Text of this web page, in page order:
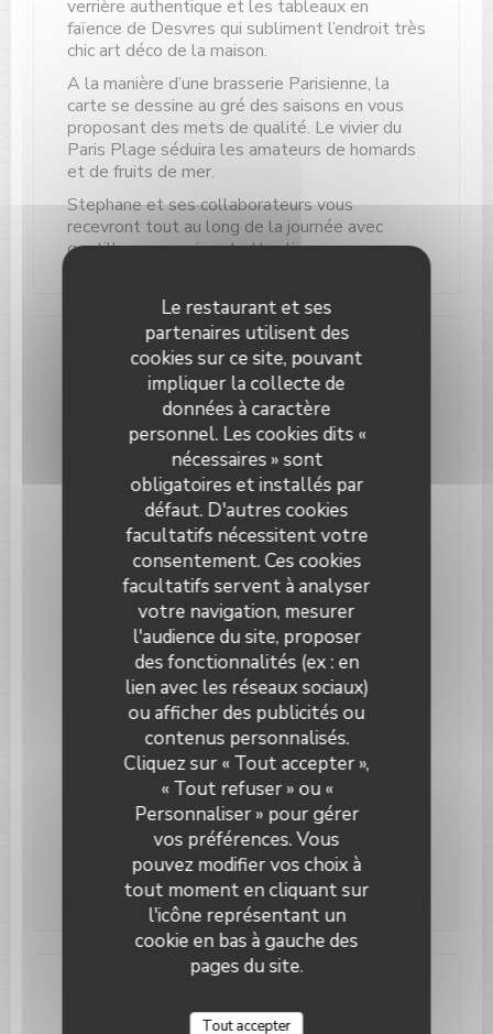
Le restaurant et ses
partenaires utilisent des
cookies sur ce site, pouvant
impliquer la collecte de
données à caractère
personnel. Les cookies dits «
nécessaires » sont
obligatoires et installés par
défaut. D'autres cookies
facultatifs nécessitent votre
consentement. Ces cookies
facultatifs servent à analyser
votre navigation, mesurer
l'audience du site, proposer
des fonctionnalités (ex : en
lien avec les réseaux sociaux)
ou afficher des publicités ou
contenus personnalisés.
Cliquez sur « Tout accepter »,
« Tout refuser » ou «
Personnaliser » pour gérer
vos préférences. Vous
pouvez modifier vos choix à
tout moment en cliquant sur
l'icône représentant un
cookie en bas à gauche des
pages du site.
Tout accepter
verrière authentique et les tableaux en
faïence de Desvres qui subliment l’endroit très
chic art déco de la maison.
A la manière d’une brasserie Parisienne, la
carte se dessine au gré des saisons en vous
proposant des mets de qualité. Le vivier du
Paris Plage séduira les amateurs de homards
et de fruits de mer.
Stephane et ses collaborateurs vous
recevront tout au long de la journée avec
gentillesse, sourire et attention.
Infos pratiques
Cuisine
Cuisine Traditionnelle, Fait maison
Type de restaurant
Restaurant Bar
Services
Terrasse couverte, Terrasse chauffée,
Climatisation, Accès aux personnes à mobilité
réduite, Terrasse, Wifi
Moyens de paiement
Paiement Sans Contact, Eurocard/Mastercard,
Titres restaurant, Visa, Chèques Vacances,
American Express
Horaires
Dim 09h00 - 00h00
Adresse
Le Paris Plage